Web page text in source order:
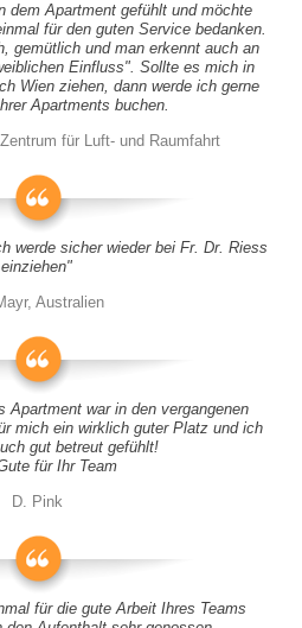
dem Apartment gefühlt und möchte
für den guten Service bedanken.
gemütlich und man erkennt auch an
Einfluss". Sollte es mich in
Wien ziehen, dann werde ich gerne
Apartments buchen.
für Luft- und Raumfahrt
werde sicher wieder bei Fr. Dr. Riess
einziehen"
Australien
Apartment war in den vergangenen
mich ein wirklich guter Platz und ich
gut betreut gefühlt!
für Ihr Team
D. Pink
für die gute Arbeit Ihres Teams